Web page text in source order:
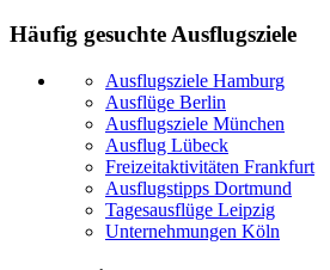
Häufig gesuchte Ausflugsziele
Ausflugsziele Hamburg
Ausflüge Berlin
Ausflugsziele München
Ausflug Lübeck
Freizeitaktivitäten Frankfurt
Ausflugstipps Dortmund
Tagesausflüge Leipzig
Unternehmungen Köln